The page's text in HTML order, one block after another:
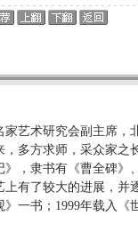
艺术研究会副主席，
多方求师，采众家之
，隶书有《曹全碑》
有了较大的进展，并
一书；1999年载入《